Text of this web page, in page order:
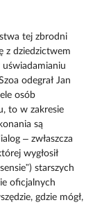
tej zbrodni
z dziedzictwem
odegrał Jan
osób
to w zakresie
są
– zwłaszcza
wygłosił
starszych
oficjalnych
gdzie mógł,